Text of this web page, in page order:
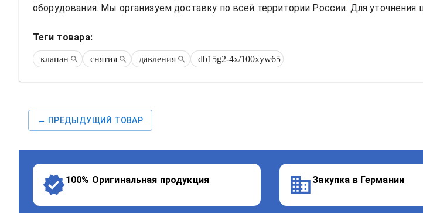
оборудования. Мы организуем доставку по всей территории России. Для уточнения
Теги товара:
клапан снятия давления db15g2-4x/100xyw65
← ПРЕДЫДУЩИЙ ТОВАР
100% Оригинальная продукция Закупка в Германии